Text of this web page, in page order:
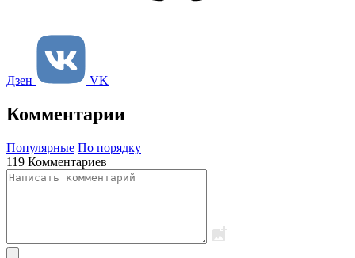
Дзен VK
Комментарии
Популярные По порядку
119 Комментариев